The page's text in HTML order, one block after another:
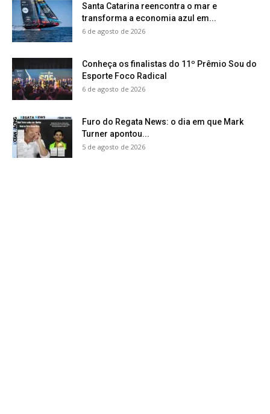
Santa Catarina reencontra o mar e
transforma a economia azul em...
6 de agosto de 2026
Conheça os finalistas do 11º Prêmio Sou do
Esporte Foco Radical
6 de agosto de 2026
Furo do Regata News: o dia em que Mark
Turner apontou...
5 de agosto de 2026